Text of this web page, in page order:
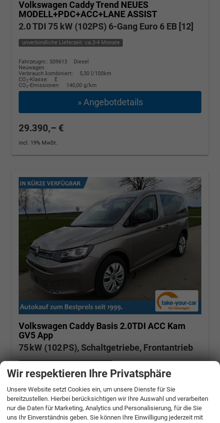
Volkswagen CaddyTrend NEUES
MODELL+PDC+ACC+LANE ASSIST
2.0 TDI 75 kW (102PS) 6-Gang Euro 6 EB [12]
unverbindliche Lieferzeit: ca.3-4 Monate
Fahrzeugnr.: 509613
Diesel
Neuwagen
Verbrauch kombiniert:
5,30 l/100km
CO2-Klasse:
E
CO2-Emissionen: 140,00 g/km
» Angebotdetails
29.390,– €
incl. 19% MwSt.
Volkswagen Caddy Basis 2.0TDI ACC Kam
GV5 App
75 kW (102 PS), Schaltgetriebe, Frontantrieb
Mojave Beige Metallic
Fahrzeug mit Tageszulassung
Verbrauch kombiniert:
5,70 l/100km
CO -Klasse:
E
CO 2-Emissionen: 150,00 g/km
Wir respektieren Ihre Privatsphäre
Unsere Website setzt Cookies ein, um unsere Dienste für Sie
bereitzustellen. Hierbei berücksichtigen wir Ihre Auswahl und verarbeiten
nur die Daten für Marketing, Analytics und Personalisierung, für die Sie
uns Ihr Einverständnis geben. Sie können Ihre Einwilligung jederzeit mit